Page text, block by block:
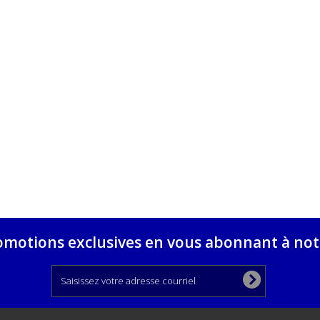
exclusives en vous abonnant à